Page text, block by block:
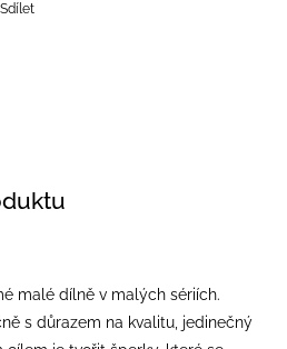
Sdílet
malé dílně v malých sériích.
s důrazem na kvalitu, jedinečný